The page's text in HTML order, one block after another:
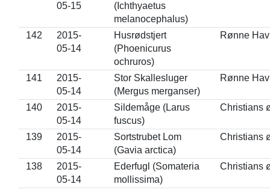
05-15
(Ichthyaetus
melanocephalus)
142
2015-
05-14
Husrødstjert
(Phoenicurus
ochruros)
Rønne
141
2015-
05-14
Stor Skallesluger
(Mergus merganser)
Rønne
140
2015-
05-14
Sildemåge (Larus
fuscus)
Christians
139
2015-
05-14
Sortstrubet Lom
(Gavia arctica)
Christians
138
2015-
05-14
Ederfugl (Somateria
mollissima)
Christians